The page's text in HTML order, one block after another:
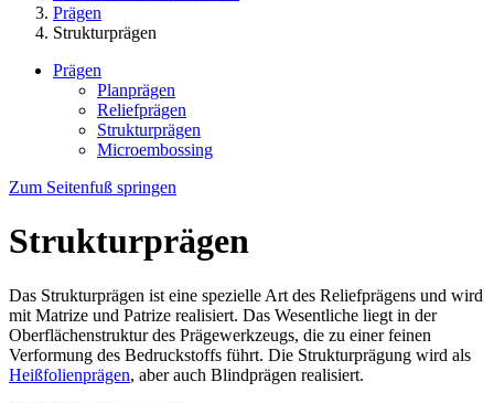
Prägen
Strukturprägen
Prägen
Planprägen
Reliefprägen
Strukturprägen
Microembossing
Zum Seitenfuß springen
Strukturprägen
Das Strukturprägen ist eine spezielle Art des Reliefprägens und wird
mit Matrize und Patrize realisiert. Das Wesentliche liegt in der
Oberflächenstruktur des Prägewerkzeugs, die zu einer feinen
Verformung des Bedruckstoffs führt. Die Strukturprägung wird als
Heißfolienprägen, aber auch Blindprägen realisiert.